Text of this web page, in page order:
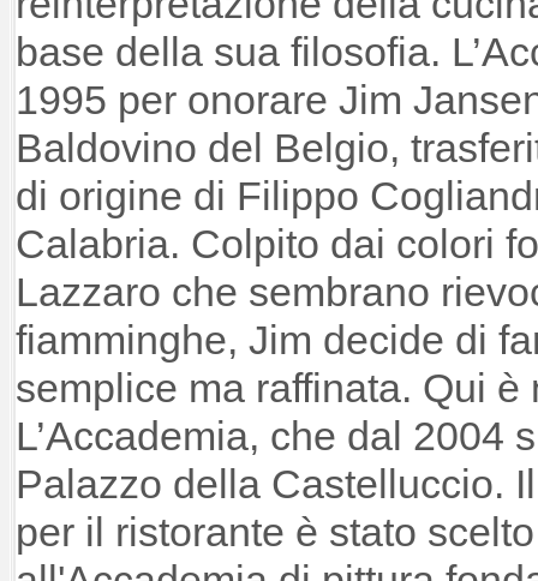
base della sua filosofia.
1995 per onorare Jim
Baldovino del Belgio,
di origine di Filippo
Calabria. Colpito dai colori
Lazzaro che sembrano
fiamminghe, Jim decide di
semplice ma raffinata. Qui è
L’Accademia, che dal 2004
Palazzo della Castelluccio.
per il ristorante è stato